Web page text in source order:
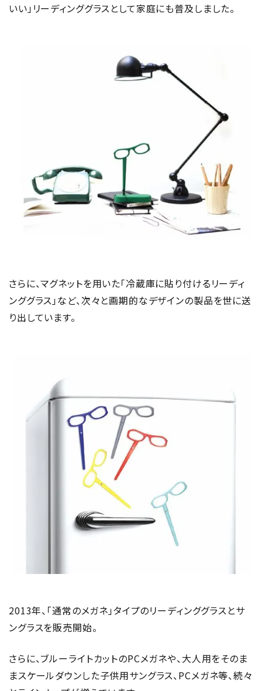
いい」リーディンググラスとして家庭にも普及しました。
さらに、マグネットを用いた「冷蔵庫に貼り付けるリーディ
ンググラス」など、次々と画期的なデザインの製品を世に送
り出しています。
2013年、「通常のメガネ」タイプのリーディンググラスとサ
ングラスを販売開始。
さらに、ブルーライトカットのPCメガネや、大人用をそのま
まスケールダウンした子供用サングラス、PCメガネ等、続々